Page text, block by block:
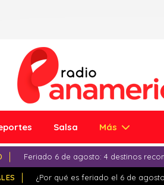
Salsa Más
Feriado 6 de agosto: 4 destinos
¿Por qué es feriado el 6 de